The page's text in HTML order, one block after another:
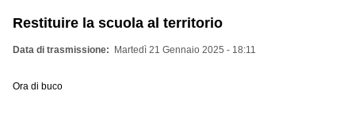
Restituire la scuola al territorio
Data di trasmissione Martedì 21 Gennaio 2025 - 18:11
Ora di buco